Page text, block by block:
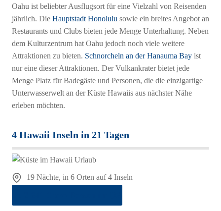
Oahu ist beliebter Ausflugsort für eine Vielzahl von Reisenden
jährlich. Die Hauptstadt Honolulu sowie ein breites Angebot an
Restaurants und Clubs bieten jede Menge Unterhaltung. Neben
dem Kulturzentrum hat Oahu jedoch noch viele weitere
Attraktionen zu bieten. Schnorcheln an der Hanauma Bay ist
nur eine dieser Attraktionen. Der Vulkankrater bietet jede
Menge Platz für Badegäste und Personen, die die einzigartige
Unterwasserwelt an der Küste Hawaiis aus nächster Nähe
erleben möchten.
4 Hawaii Inseln in 21 Tagen
19 Nächte, in 6 Orten auf 4 Inseln